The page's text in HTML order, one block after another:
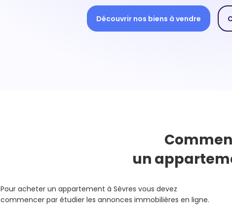
Découvrir nos biens à vendre
un
Pour acheter un appartement à Sèvres vous devez
commencer par étudier les annonces immobilières en ligne.